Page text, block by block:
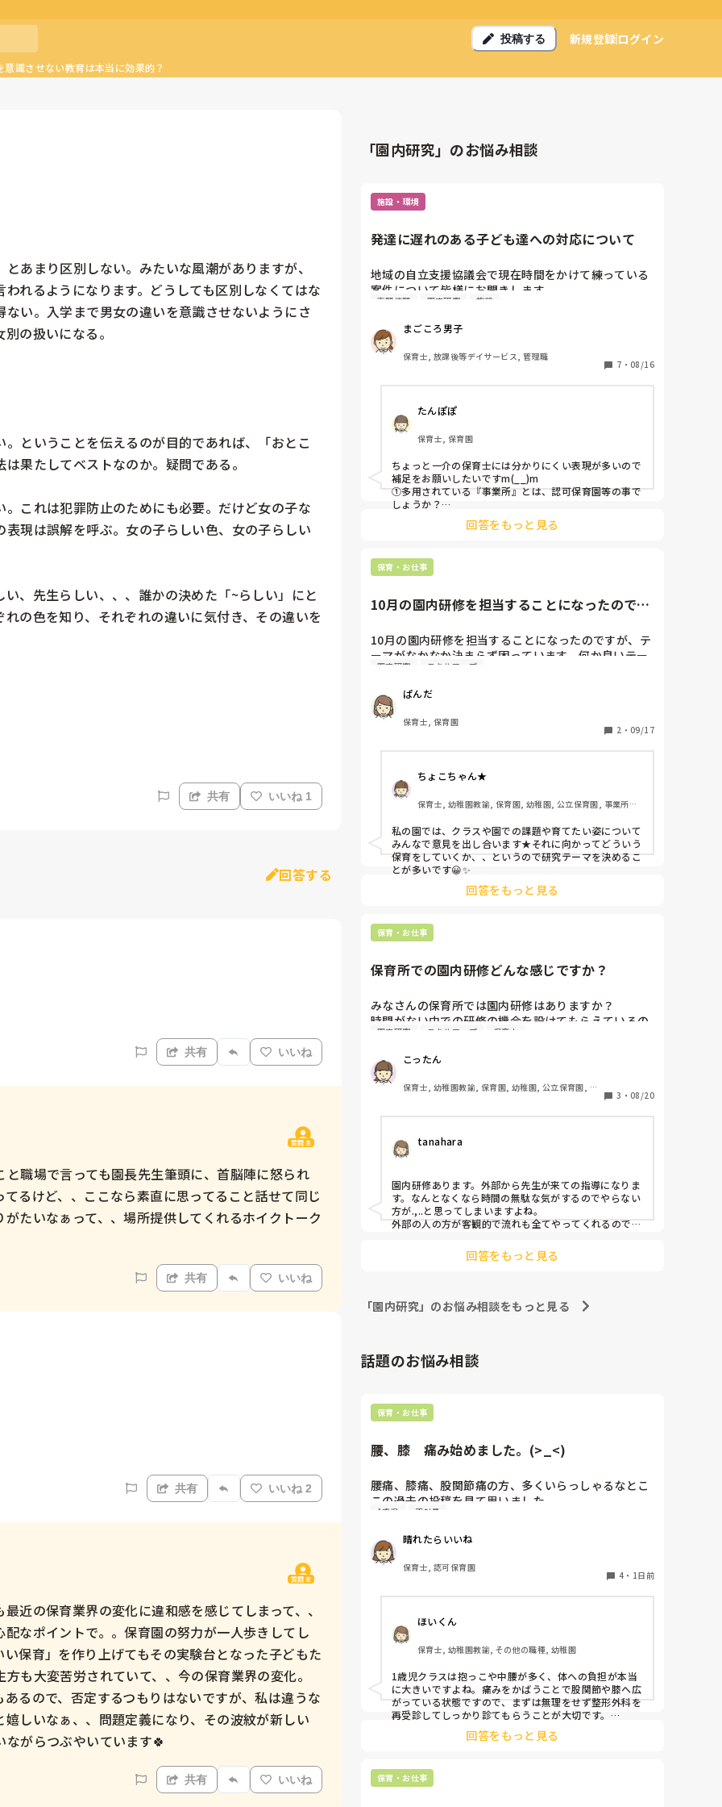
投稿する 新規登録ログイン
意識させない教育は本当に効果的？
あまり区別しない。みたいな風潮がありますが、
れるようになります。どうしても区別しなくてはな
い。入学まで男女の違いを意識させないようにさ
の扱いになる。
ということを伝えるのが目的であれば、「おとこ
果たしてベストなのか。疑問である。
これは犯罪防止のためにも必要。だけど女の子な
現は誤解を呼ぶ。女の子らしい色、女の子らしい
、先生らしい、、、誰かの決めた「~らしい」にと
の色を知り、それぞれの違いに気付き、その違いを
共有 いいね 1
回答する
共有 いいね
質問主
職場で言っても園長先生筆頭に、首脳陣に怒られ
るけど、、ここなら素直に思ってること話せて同じ
たいなぁって、、場所提供してくれるホイクトーク
共有 いいね
共有 いいね 2
質問主
近の保育業界の変化に違和感を感じてしまって、、
なポイントで。。保育園の努力が一人歩きしてし
保育」を作り上げてもその実験台となった子どもた
も大変苦労されていて、、今の保育業界の変化。
るので、否定するつもりはないですが、私は違うな
しいなぁ、、問題定義になり、その波紋が新しい
がらつぶやいています🍀
共有 いいね
「園内研究」のお悩み相談
施設・環境
発達に遅れのある子ども達への対応について
地域の自立支援協議会で現在時間をかけて練っている
案件について皆様にお聞きします。
現在私が勤務する事業所の地域では、保育所等訪問支
できる体制がないため、その体制を構築するために検
討を重ねています。
地域でこの事業を展開していくためには、ということ
事業所に入ってもらっている保育園、また行政などか
ら話を聞きこの事業を展開していくべく情報、知識を
収集しています。
話を聞いた保育園の方からは事業所といい関係を築け
ているとお聞きしました。ただ、別の機会には関係作
りが大変だという話もありました。
そこで皆様に質問です。
皆様の保育園では、
いる？いない？
②その支援員といい関係性が築けている？いない？
③築けていないとしたらその原因はどこにあると思わ
れる？
いる？いない？
⑤納得していないとしたらそれは何に対して納得して
⑥入ってもらっている支援員に対して何を要求した
い？
⑦その他なんでも
これから展開していく上で参考にしたいのでお聞かせ
専門機関 園内研究 施設
まごころ男子
保育士, 放課後等デイサービス, 管理職
7 ・ 08/16
たんぽぽ
保育士, 保育園
ちょっと一介の保育士には分かりにくい表現が多いので
補足をお願いしたいですm(__)m
①多用されている『事業所』とは、認可保育園等の事で
しょうか？
②『保育所等訪問支援』とは、巡回相談とはまた違うも
ましたが、「行政から話を聞き」とも記述されています
が…どのような立場の方が、どのようなサービスの提供
とありましたねm(__)m
でも私の地域では小学校や療育担当の市の方との連携は
年に数回あっても、放課後デイサービスや児童クラブと
機会も術もないです(*_*)
支援が必要なのに親が認めなくて支援を受けられない子
は時々居ますが…。
保護者から申告して頂かないと、他の市に住む児は療育
回答をもっと見る
保育・お仕事
10月の園内研修を担当することになったのです
10月の園内研修を担当することになったのですが、テ
ーマがなかなか決まらず困っています。何か良いテー
マが有ればいくつか案が有れば教えて欲しいです。お
園内研究 スキルアップ
ぱんだ
保育士, 保育園
2 ・ 09/17
ちょこちゃん★
保育士, 幼稚園教諭, 保育園, 幼稚園, 公立保育園, 事業所内
私の園では、クラスや園での課題や育てたい姿について
みんなで意見を出し合います★それに向かってどういう
保育をしていくか、、というので研究テーマを決めるこ
とが多いです😀✨
回答をもっと見る
保育・お仕事
保育所での園内研修どんな感じですか？
みなさんの保育所では園内研修はありますか？
時間がない中での研修の機会を設けてもらえているの
はありがたいのですが、議論や討論もあまりな
た感だけあることに、せっかくの時間なのにとモヤモ
園内研究 スキルアップ 保育士
こったん
保育士, 幼稚園教諭, 保育園, 幼稚園, 公立保育園, 児
3 ・ 08/20
tanahara
園内研修あります。外部から先生が来ての指導になりま
す。なんとなくなら時間の無駄な気がするのでやらない
方が.,..と思ってしまいますよね。
外部の人の方が客観的で流れも全てやってくれるのでい
回答をもっと見る
「園内研究」のお悩み相談をもっと見る
話題のお悩み相談
保育・お仕事
腰、膝　痛み始めました。(>_<)
腰痛、膝痛、股関節痛の方、多くいらっしゃるなとこ
この過去の投稿を見て思いました。
という私も、２週間前、初めて腰痛になりました。
右腰が痛くて、起き上がれない。
ようやく起き上がっても、立てない。
驚きました。
通院して、コルセット、湿布、痛み止め、電気などで
１週間乗り切ったら
週末には、左が痛みだし、これも痛み止めや湿布で抑
えて仕事をしていたら、
股関節、お尻、太もも、膝まで来はじめてしまいまし
ます。
立ち続けると、腰や股関節にきます。
1歳児 正社員
晴れたらいいね
保育士, 認可保育園
4 ・ 1日前
ほいくん
保育士, 幼稚園教諭, その他の職種, 幼稚園
1歳児クラスは抱っこや中腰が多く、体への負担が本当
に大きいですよね。痛みをかばうことで股関節や膝へ広
がっている状態ですので、まずは無理をせず整形外科を
再受診してしっかり診てもらうことが大切です。
現場復帰の際は、床での立ち座りを避けるために低い椅
子を活用したり、抱っこや重い作業は周囲の先生に相談
に、しっかり休んでくださいね。
回答をもっと見る
保育・お仕事